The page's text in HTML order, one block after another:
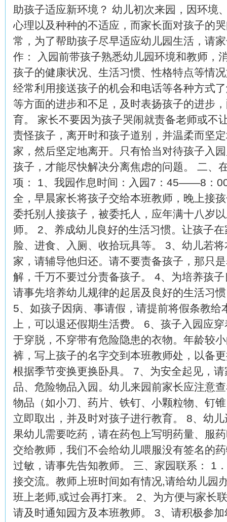
助孩子适应新环境？ 幼儿初次来园，因环境
心理以及种种的不适应，而家长面对孩子的
常，为了帮助孩子尽早适应幼儿园生活，请
作： 入园前带孩子熟悉幼儿园环境和教师，
孩子的健康状况、生活习惯、性格特点等情
经常利用接送孩子的机会和电话等各种方式
等方面的进步和不足，及时表扬孩子的进步
育。 家长不要因为孩子哭闹就责备老师或不
责怪孩子，离开时和孩子道别，并温柔而坚
家，然后坚定地离开。只有恰当对待孩子入
孩子，才能尽快解决分离焦虑的问题。 二、
项： 1、我园作息时间：入园7：45――8：
全，早晨家长将孩子交给本班教师，晚上接
委托别人接孩子，被委托人，应年满十八岁
师。 2、养成幼儿良好的生活习惯。让孩子
脸、进食、入厕、收拾玩具等。 3、幼儿若
家，请辅导他归还。请不要责备孩子，那只
解，千万不要过分责备孩子。 4、为培养孩
请事先培养幼儿规律的起居及良好的生活习
5、如孩子因病、事请假，请提前将假条教
上，可以退还假期生活费。 6、孩子入园应
于穿脱，不穿带有危险隐患的衣物。年龄较
裤，写上孩子的名字交到本班教师处，以备
根据季节变换更换卧具。 7、为安全起见，
品、危险物品入园。幼儿来园前家长应注意
物品（如小刀、药片、铁钉、小颗粒物、钉
立即取出，并及时对孩子进行教育。 8、幼
果幼儿需要吃药，请在药包上写明药量、服
交给教师，我们不会给幼儿喂服没有签名的
过敏，请事先告知教师。 三、家园联系： 1
接交流。教师上班时间如有情况,请给幼儿园
班上老师,或过会再打来。 2、为方便与家长
请及时通知园方及本班教师。 3、请积极参